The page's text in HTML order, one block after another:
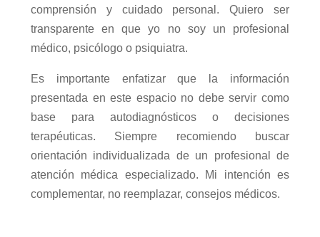
comprensión y cuidado personal. Quiero ser
transparente en que yo no soy un profesional
médico, psicólogo o psiquiatra.
Es importante enfatizar que la información
presentada en este espacio no debe servir como
base para autodiagnósticos o decisiones
terapéuticas. Siempre recomiendo buscar
orientación individualizada de un profesional de
atención médica especializado. Mi intención es
complementar, no reemplazar, consejos médicos.